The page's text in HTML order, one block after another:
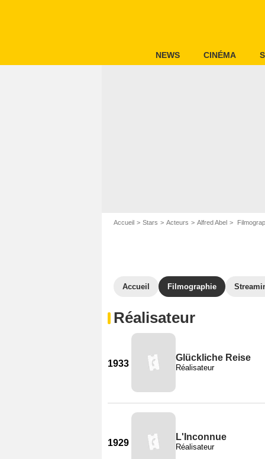
NEWS CINÉMA
Accueil Stars Acteurs Alfred Abel
Accueil Filmographie
Réalisateur
1933
Glückliche Reise
Réalisateur
1929
L'Inconnue
Réalisateur